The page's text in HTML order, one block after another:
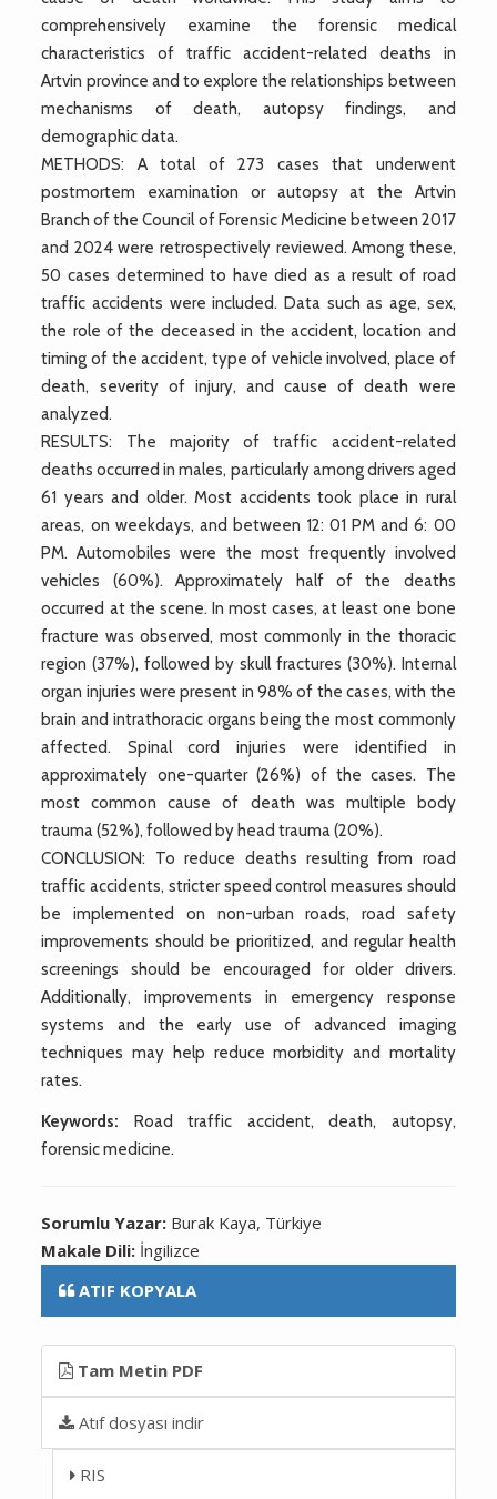
comprehensively examine the forensic medical
characteristics of traffic accident-related deaths in
Artvin province and to explore the relationships between
mechanisms of death, autopsy findings, and
demographic data.
METHODS: A total of 273 cases that underwent
postmortem examination or autopsy at the Artvin
Branch of the Council of Forensic Medicine between 2017
and 2024 were retrospectively reviewed. Among these,
50 cases determined to have died as a result of road
traffic accidents were included. Data such as age, sex,
the role of the deceased in the accident, location and
timing of the accident, type of vehicle involved, place of
death, severity of injury, and cause of death were
analyzed.
RESULTS: The majority of traffic accident-related
deaths occurred in males, particularly among drivers aged
61 years and older. Most accidents took place in rural
areas, on weekdays, and between 12: 01 PM and 6: 00
PM. Automobiles were the most frequently involved
vehicles (60%). Approximately half of the deaths
occurred at the scene. In most cases, at least one bone
fracture was observed, most commonly in the thoracic
region (37%), followed by skull fractures (30%). Internal
organ injuries were present in 98% of the cases, with the
brain and intrathoracic organs being the most commonly
affected. Spinal cord injuries were identified in
approximately one-quarter (26%) of the cases. The
most common cause of death was multiple body
trauma (52%), followed by head trauma (20%).
CONCLUSION: To reduce deaths resulting from road
traffic accidents, stricter speed control measures should
be implemented on non-urban roads, road safety
improvements should be prioritized, and regular health
screenings should be encouraged for older drivers.
Additionally, improvements in emergency response
systems and the early use of advanced imaging
techniques may help reduce morbidity and mortality
rates.
Keywords: Road traffic accident, death, autopsy,
forensic medicine.
Sorumlu Yazar: Burak Kaya, Türkiye
Makale Dili: İngilizce
ATIF KOPYALA
Tam Metin PDF
Atıf dosyası indir
RIS